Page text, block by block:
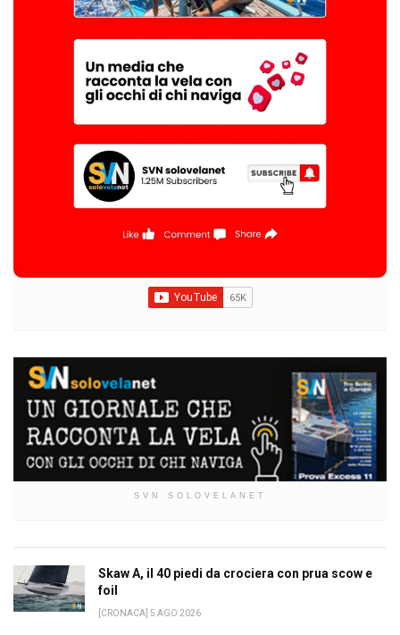
SVN SOLOVELANET
Skaw A, il 40 piedi da crociera con prua scow e
foil
[CRONACA] 5 AGO 2026